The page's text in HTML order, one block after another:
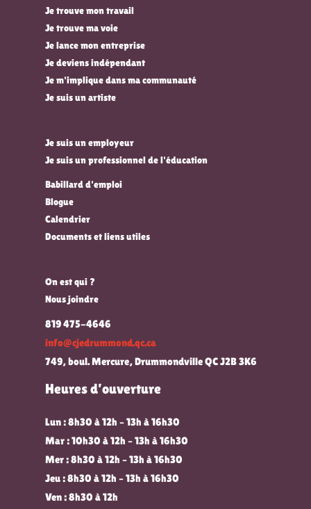
Je trouve mon travail
Je trouve ma voie
Je lance mon entreprise
Je deviens indépendant
Je m'implique dans ma communauté
Je suis un artiste
Je suis un employeur
Je suis un professionnel de l'éducation
Babillard d'emploi
Blogue
Calendrier
Documents et liens utiles
On est qui ?
Nous joindre
819 475-4646
info@cjedrummond.qc.ca
749, boul. Mercure, Drummondville QC J2B 3K6
Heures d’ouverture
Lun : 8h30 à 12h – 13h à 16h30
Mar : 10h30 à 12h – 13h à 16h30
Mer : 8h30 à 12h – 13h à 16h30
Jeu : 8h30 à 12h – 13h à 16h30
Ven : 8h30 à 12h